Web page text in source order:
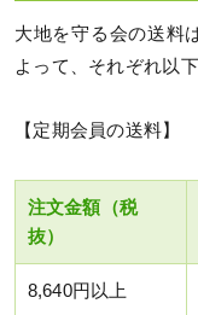
大地を守る会の送料
よって、それぞれ以
【定期会員の送料】
注文金額（税
抜）
8,640円以上